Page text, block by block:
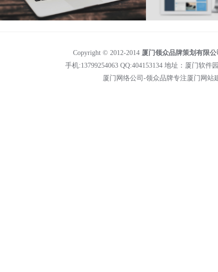
Copyright © 2012-2014 厦门领众品牌策划有限公
手机:13799254063 QQ:404153134 地址：厦门软件
厦门网络公司-领众品牌专注厦门网站